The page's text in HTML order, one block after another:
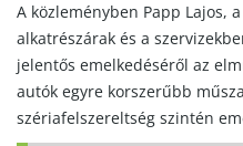
A közleményben Papp Lajos,
alkatrészárak és a
jelentős emelkedéséről az
autók egyre korszerűbb
szériafelszereltség szintén